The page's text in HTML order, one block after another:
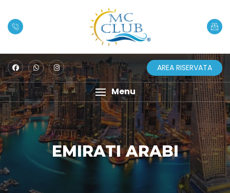
AREA RISERVATA
Menu
EMIRATI ARABI